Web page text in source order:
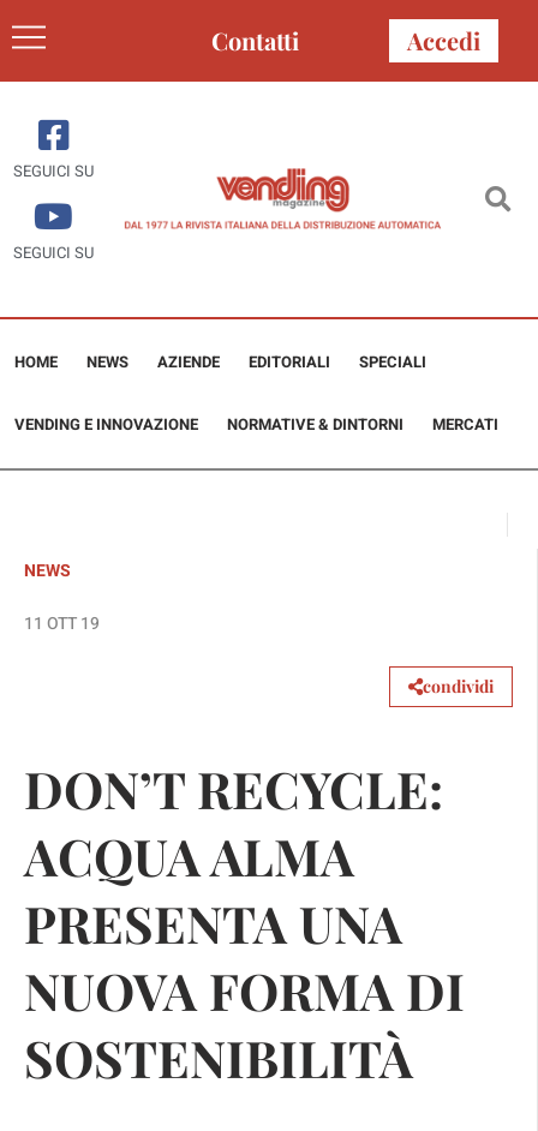
Contatti Accedi
SEGUICI SU
SEGUICI SU
HOME NEWS AZIENDE EDITORIALI SPECIALI
VENDING E INNOVAZIONE NORMATIVE & DINTORNI MERCATI
NEWS
11 OTT 19
condividi
DON’T RECYCLE:
ACQUA ALMA
PRESENTA UNA
NUOVA FORMA DI
SOSTENIBILITÀ